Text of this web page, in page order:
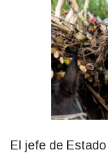
El jefe de